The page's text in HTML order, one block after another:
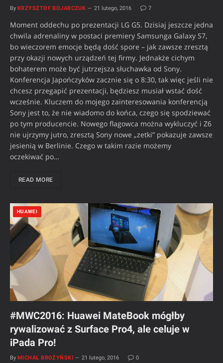
By KRZYSZTOF BOJARCZUK 21 lutego, 2016 7
Moment oddechu po prezentacji LG G5. Dzisiaj jeszcze jedna
chwila adrenaliny w postaci premiery Samsunga Galaxy S7,
bo wieczorem emocje będą dość spore – jak zawsze zresztą
przy okazji nowych urządzeń tej firmy. Jednakże cichym
bohaterem może być jutrzejsza słuchawka od Sony.
Konferencja Japończyków zacznie się o 8:30, tak więc jeśli nie
chcesz przegapić prezentacji, będziesz musiał wstać dość
wcześnie. Kluczem do mojego zainteresowania konferencją
Sony jest to, że nie wiadomo do końca, czego się spodziewać
po tym producencie. Nowego flagowca można wykluczyć i Z6
nie ujrzymy jutro, zresztą Sony nowe „zetki” pokazuje zawsze
jesienią w Berlinie. Czego w takim razie możemy
oczekiwać po…
READ MORE
HUAWEI
#MWC2016: Huawei MateBook mógłby
rywalizować z Surface Pro4, ale celuje w
iPada Pro!
By MICHAŁ BROŻYŃSKI 21 lutego, 2016 0